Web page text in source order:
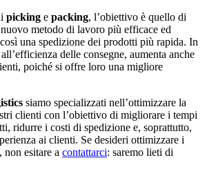
picking e packing, l’obiettivo è quello di
metodo di lavoro più efficace ed
una spedizione dei prodotti più rapida. In
delle consegne, aumenta anche
poiché si offre loro una migliore
siamo specializzati nell’ottimizzare la
clienti con l’obiettivo di migliorare i tempi
ridurre i costi di spedizione e, soprattutto,
ai clienti. Se desideri ottimizzare i
esitare a contattarci: saremo lieti di